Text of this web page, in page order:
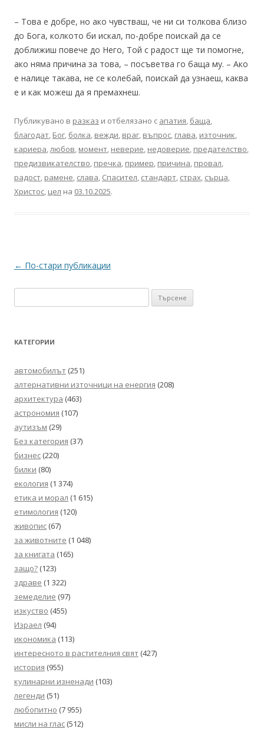
– Това е добре, но ако чувстваш, че ни си толкова близо
до Бога, колкото би искал, по-добре поискай да се
доближиш повече до Него, Той с радост ще ти помогне,
ако няма причина за това, – посъветва го баща му. – Ако
е налице такава, не се колебай, поискай да узнаеш, каква
е и как можеш да я премахнеш.
Публикувано в разказ и отбелязано с апатия, баща,
благодат, Бог, болка, вежди, враг, въпрос, глава, източник,
кариера,любов, момент, неверие, недоверие, предателство,
предизвикателство, пречка, пример, причина, провал,
радост, рамене, слава, Спасител, стандарт, страх, сърца,
Христос, цел на 03.10.2025.
Навигация
← По-стари публикации
за:
КАТЕГОРИИ
автомобилът (251)
алтернативни източници на енергия (208)
архитектура (463)
астрономия (107)
аутизъм (29)
Без категория (37)
бизнес (220)
билки (80)
екология (1 374)
етика и морал (1 615)
етимология (120)
живопис (67)
за животните (1 048)
за книгата (165)
защо? (123)
здраве (1 322)
земеделие (97)
изкуство (455)
Израел (94)
икономика (113)
интересното в растителния свят (427)
история (955)
кулинарни изненади (103)
легенди (51)
любопитно (7 955)
мисли на глас (512)